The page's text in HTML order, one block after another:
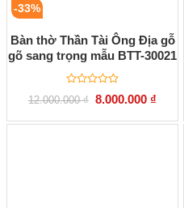
-33%
Bàn thờ Thần Tài Ông Địa gỗ
gõ sang trọng mẫu BTT-30021
Được
xếp
0
12.000.000₫ Giá
là:
8.000.000 ₫
tại